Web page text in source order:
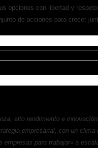
opciones con libertad y
de acciones para crecer
alto rendimiento e
empresarial, con un
para trabajar» a